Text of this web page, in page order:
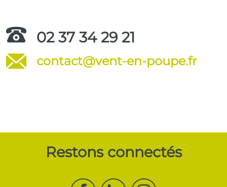
02 37 34 29 21
contact@vent-en-poupe.fr
Restons connectés